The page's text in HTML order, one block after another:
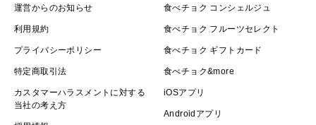
運営からのお知らせ
利用規約
プライバシーポリシー
特定商取引法
カスタマーハラスメントに対する
当社の考え方
食べチョク コンシェルジュ
食べチョク フルーツセレクト
食べチョク ギフトカード
食べチョク&more
iOSアプリ
Androidアプリ